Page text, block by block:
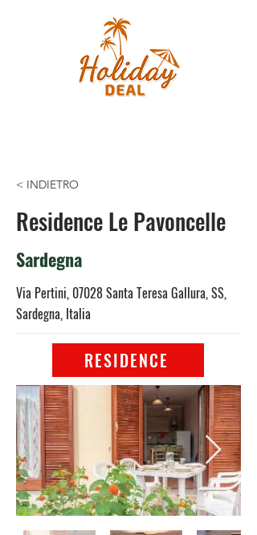
< INDIETRO
Residence Le Pavoncelle
Sardegna
Via Pertini, 07028 Santa Teresa Gallura, SS,
Sardegna, Italia
RESIDENCE